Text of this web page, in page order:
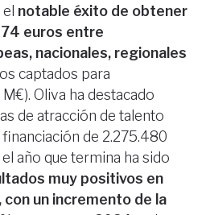
notable éxito de obtener
euros entre
nacionales, regionales
captados para
Oliva ha destacado
de atracción de talento
de 2.275.480
año que termina ha sido
muy positivos en
un incremento de la